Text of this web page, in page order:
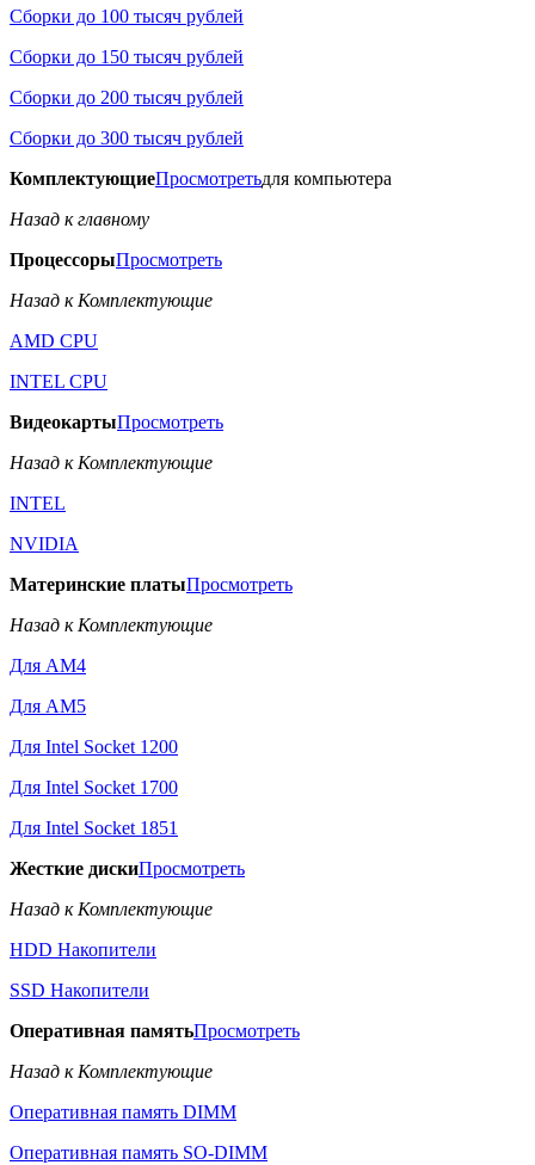
Сборки до 100 тысяч рублей
Сборки до 150 тысяч рублей
Сборки до 200 тысяч рублей
Сборки до 300 тысяч рублей
КомплектующиеПросмотретьдля компьютера
Назад к главному
ПроцессорыПросмотреть
Назад к Комплектующие
AMD CPU
INTEL CPU
ВидеокартыПросмотреть
Назад к Комплектующие
INTEL
NVIDIA
Материнские платыПросмотреть
Назад к Комплектующие
Для AM4
Для AM5
Для Intel Socket 1200
Для Intel Socket 1700
Для Intel Socket 1851
Жесткие дискиПросмотреть
Назад к Комплектующие
HDD Накопители
SSD Накопители
Оперативная памятьПросмотреть
Назад к Комплектующие
Оперативная память DIMM
Оперативная память SO-DIMM